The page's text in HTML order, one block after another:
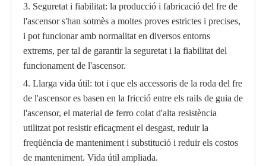
3. Seguretat i fiabilitat: la producció i fabricació del fre de
l'ascensor s'han sotmès a moltes proves estrictes i precises,
i pot funcionar amb normalitat en diversos entorns
extrems, per tal de garantir la seguretat i la fiabilitat del
funcionament de l'ascensor.
4. Llarga vida útil: tot i que els accessoris de la roda del fre
de l'ascensor es basen en la fricció entre els rails de guia de
l'ascensor, el material de ferro colat d'alta resistència
utilitzat pot resistir eficaçment el desgast, reduir la
freqüència de manteniment i substitució i reduir els costos
de manteniment. Vida útil ampliada.